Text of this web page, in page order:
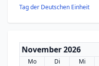
Tag der Deutschen Einheit
November 2026
Mo Di Mi